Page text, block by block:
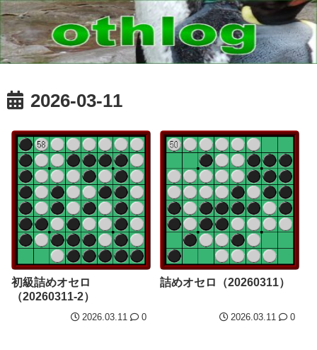
2026-03-11
初級詰めオセロ
（20260311-2）
2026.03.11 0
詰めオセロ（20260311）
2026.03.11 0